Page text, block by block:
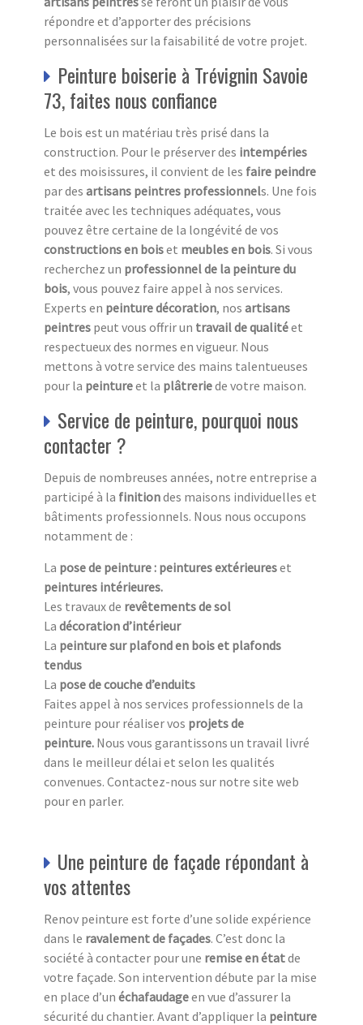
répondre et d’apporter des précisions
personnalisées sur la faisabilité de votre projet.
Peinture boiserie à Trévignin Savoie
73, faites nous confiance
Le bois est un matériau très prisé dans la
construction. Pour le préserver des intempéries
et des moisissures, il convient de les faire peindre
par des artisans peintres professionnels. Une fois
traitée avec les techniques adéquates, vous
pouvez être certaine de la longévité de vos
constructions en boiset meubles en bois. Si vous
recherchez un professionnel de la peinture du
bois, vous pouvez faire appel à nos services.
Experts en peinture décoration, nos artisans
peintres peut vous offrir un travail de qualitéet
respectueux des normes en vigueur. Nous
mettons à votre service des mains talentueuses
pour la peintureet la plâtreriede votre maison.
Service de peinture, pourquoi nous
contacter ?
Depuis de nombreuses années, notre entreprise a
participé à la finitiondes maisons individuelles et
bâtiments professionnels. Nous nous occupons
notamment de :
La pose de peinture : peintures extérieureset
peintures intérieures.
Les travaux de revêtements de sol
La décoration d’intérieur
La peinture sur plafond en bois et plafonds
tendus
La pose de couche d’enduits
Faites appel à nos services professionnels de la
peinture pour réaliser vos projets de
peinture. Nous vous garantissons un travail livré
dans le meilleur délai et selon les qualités
convenues. Contactez-nous sur notre site web
pour en parler.
Une peinture de façade répondant à
vos attentes
Renov peinture est forte d’une solide expérience
dans le ravalement de façades. C’est donc la
société à contacter pour une remise en étatde
votre façade. Son intervention débute par la mise
en place d’un échafaudageen vue d’assurer la
sécurité du chantier. Avant d’appliquer la peinture